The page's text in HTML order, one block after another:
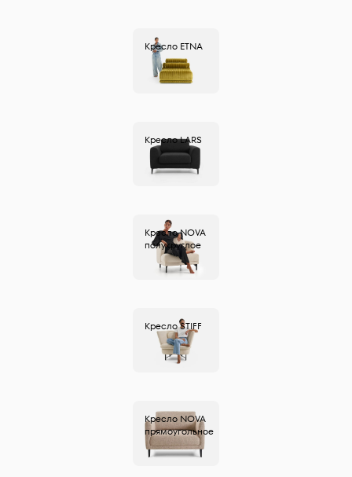
Кресло ETNA
КреслоLARS
КреслоNOVA
полукруглое
КреслоSTIFF
Кресло NOVA
прямоугольное